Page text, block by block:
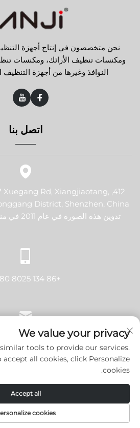
نحن متخصصون في إنتاج أجهزة التنظيف
ومكنسات تنظيف الأرائك، ومكنسات
النوافذ وغيرها من أجهزة التنظيف
اتصل بنا
Xuegang Rd, Xiangjiaotang,
تدوين هذه الصورة في عام 2011 في منطقة الشنجان، الصين.
+86 134 8025 5980
[email protected]
حقوق النشر © 2024 شنتشن لانجي تك كو., لتد. جميع الحقوق محفوظة.
سياسة الخصوصية
We value your privacy
tools to provide our services.
all cookies, click Personalize
cookies.
cookies
Accept all